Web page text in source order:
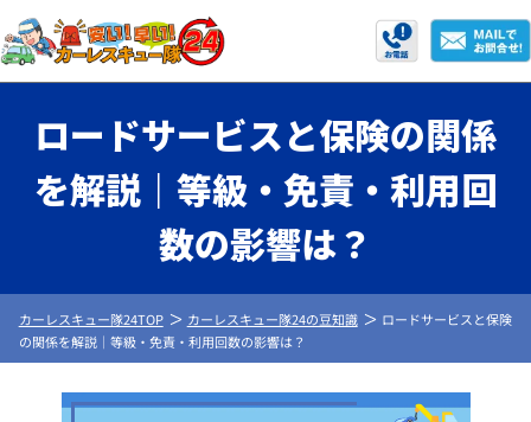
ロードサービスと保険の関係
を解説｜等級・免責・利用回
数の影響は？
カーレスキュー隊24TOP カーレスキュー隊24の豆知識
ロードサービスと保険
の関係を解説｜等級・免責・利用回数の影響は？